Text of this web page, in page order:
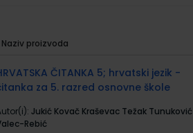
Naziv proizvoda
ČITANKA 5; hrvatski jezik -
za 5. razred osnovne škole
Jukić Kovač Kraševac Težak Tunuković
Rebić